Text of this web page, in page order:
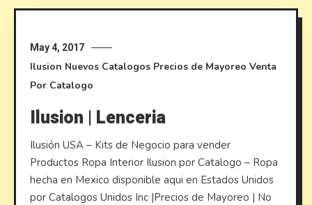
May 4, 2017
Ilusion Nuevos Catalogos Precios de Mayoreo Venta
Por Catalogo
Ilusion | Lenceria
Ilusión USA – Kits de Negocio para vender
Productos Ropa Interior Ilusion por Catalogo – Ropa
hecha en Mexico disponible aqui en Estados Unidos
por Catalogos Unidos Inc |Precios de Mayoreo | No